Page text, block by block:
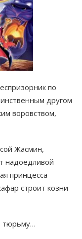
по
другом
воровством,
Жасмин,
надоедливой
принцесса
строит козни
тюрьму…